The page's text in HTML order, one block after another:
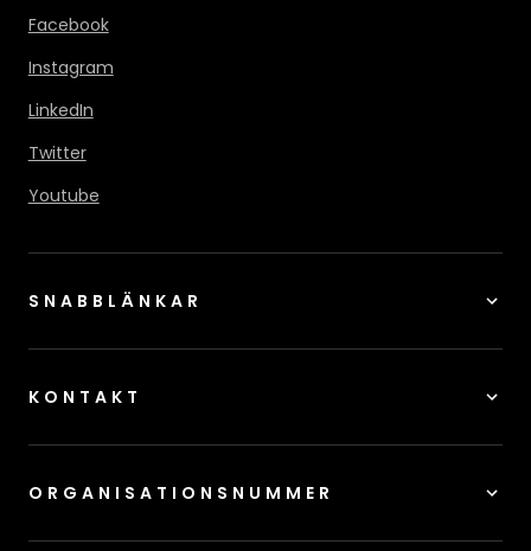
Facebook
Instagram
LinkedIn
Twitter
Youtube
SNABBLÄNKAR
KONTAKT
ORGANISATIONSNUMMER